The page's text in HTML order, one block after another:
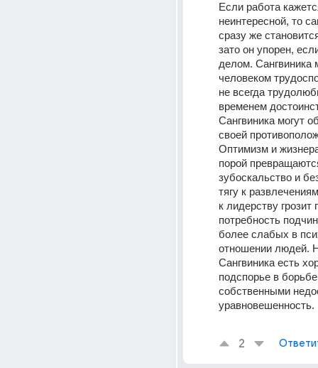
Если работа
неинтересной, то
сразу же
зато он упорен,
делом. Сангвиника
человеком
не всегда
временем
Сангвиника могут
своей
Оптимизм и
порой
зубоскальство и
тягу к
к лидерству грозит
потребность
более слабых в
отношении людей.
Сангвиника есть
подспорье в
собственными
уравновешенность.
2